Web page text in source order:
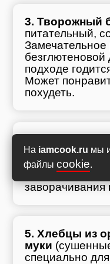
На iamcook.ru мы
файлы cookie.
3. Творожный
питательный,
подходе
Может
похудеть.
подойдёт
Тортильи не
молочных
заворачивания
5. Хлебцы из
муки
специально